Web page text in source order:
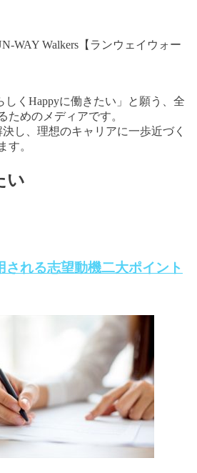
くHappyに働きたい」と願う、全
ためのメディアです。
し、理想のキャリアに一歩近づく
す。
い
される志望動機二大ポイント